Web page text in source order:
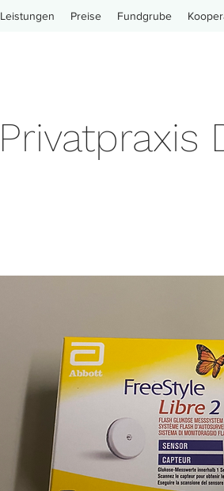
Leistungen Preise Fundgrube
Privatpraxis